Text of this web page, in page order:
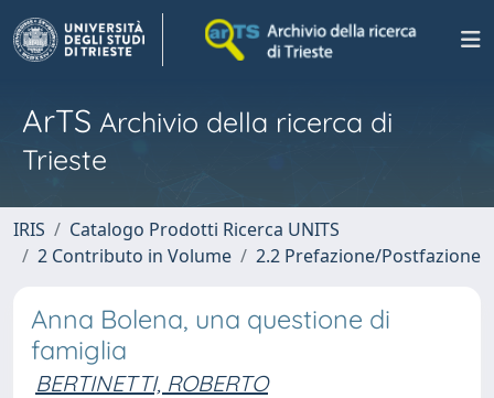
ArTS Archivio della ricerca di
Trieste
IRIS
Catalogo Prodotti Ricerca UNITS
2 Contributo in Volume
2.2 Prefazione/Postfazione
Anna Bolena, una questione di
famiglia
BERTINETTI, ROBERTO